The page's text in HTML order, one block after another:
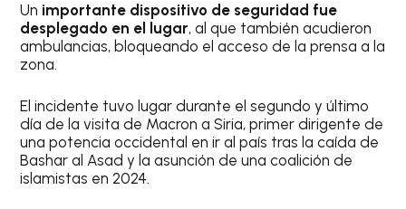
Un importante dispositivo de seguridad fue
desplegado en el lugar, al que también acudieron
ambulancias, bloqueando el acceso de la prensa a la
zona.
El incidente tuvo lugar durante el segundo y último
día de la visita de Macron a Siria, primer dirigente de
una potencia occidental en ir al país tras la caída de
Bashar al Asad y la asunción de una coalición de
islamistas en 2024.